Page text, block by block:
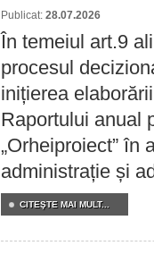
Publicat: 28.07.2026
În temeiul art.9
procesul
inițierea
Raportului anual
„Orheiproiect” în
administrație și
CITEŞTE MAI MULT...